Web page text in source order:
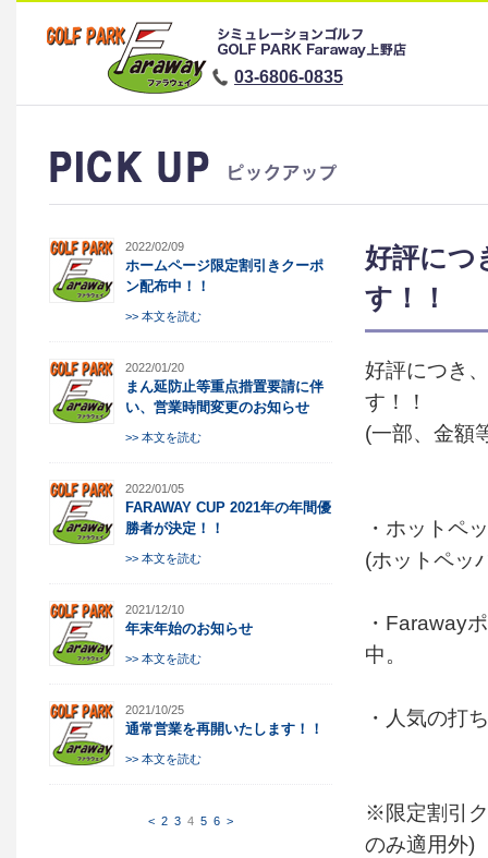
03-6806-0835
2022/02/09
ホームページ限定割引きクーポ
ン配布中！！
>> 本文を読む
2022/01/20
まん延防止等重点措置要請に伴
い、営業時間変更のお知らせ
>> 本文を読む
2022/01/05
FARAWAY CUP 2021年の年間優
勝者が決定！！
>> 本文を読む
2021/12/10
年末年始のお知らせ
>> 本文を読む
2021/10/25
通常営業を再開いたします！！
>> 本文を読む
< 2 3 4 5 6 >
好評につ
す！！
好評につき
す！！
(一部、金額
・ホットペ
(ホットペッ
・Faraway
中。
・人気の打
※限定割引
のみ適用外)